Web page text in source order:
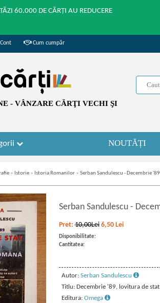
60.000 DE CĂRȚI AU REDUCERE
Cum cumpăr
- VÂNZARE CĂRŢI VECHI ŞI
NOUTĂȚI
» Istorie » Istoria Romanilor » Serban Sandulescu - Decembrie
Serban Sandulescu -
Pret:10,00Lei 6,50 Lei
Disponibilitate:
Cantitatea:
Autor: Serban Sandulescu
Titlu: Decembrie '89, lovitura de
Editura: Omega